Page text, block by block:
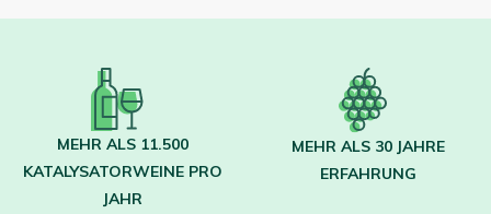
MEHR ALS 11.500
KATALYSATORWEINE PRO
JAHR
MEHR ALS 30 JAHRE
ERFAHRUNG